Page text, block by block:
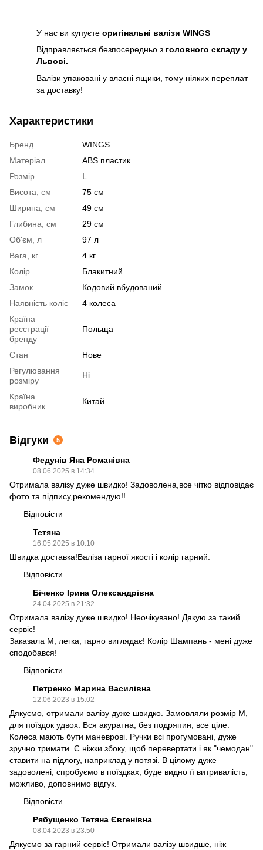
У нас ви купуєте оригінальні валізи WINGS
Відправляється безпосередньо з головного складу у
Львові.
Валізи упаковані у власні ящики, тому ніяких переплат
за доставку!
Характеристики
Бренд
WINGS
Матеріал
ABS пластик
Розмір
L
Висота, см
75 см
Ширина, см
49 см
Глибина, см
29 см
Об'єм, л
97 л
Вага, кг
4 кг
Колір
Блакитний
Замок
Кодовий вбудований
Наявність коліс
4 колеса
Країна
реєстрації
бренду
Польща
Стан
Нове
Регулювання
розміру
Ні
Країна
виробник
Китай
Відгуки 5
Федунів Яна Романівна
08.06.2025 в 14:34
Отримала валізу дуже швидко! Задоволена,все чітко відповідає
фото та підпису,рекомендую!!
Відповісти
Тетяна
16.05.2025 в 10:10
Швидка доставка!Валіза гарної якості і колір гарний.
Відповісти
Біченко Ірина Олександрівна
24.04.2025 в 21:32
Отримала валізу дуже швидко! Неочікувано! Дякую за такий
сервіс!
Заказала М, легка, гарно виглядає! Колір Шампань - мені дуже
сподобався!
Відповісти
Петренко Марина Василівна
12.06.2023 в 15:02
Дякуємо, отримали валізу дуже швидко. Замовляли розмір М,
для поїздок удвох. Вся акуратна, без подряпин, все ціле.
Колеса мають бути маневрові. Ручки всі прогумовані, дуже
зручно тримати. Є ніжки збоку, щоб перевертати і як "чемодан"
ставити на підлогу, наприклад у потязі. В цілому дуже
задоволені, спробуємо в поїздках, буде видно її витривалість,
можливо, доповнимо відгук.
Відповісти
Рябущенко Тетяна Євгенівна
08.04.2023 в 23:50
Дякуємо за гарний сервіс! Отримали валізу швидше, ніж